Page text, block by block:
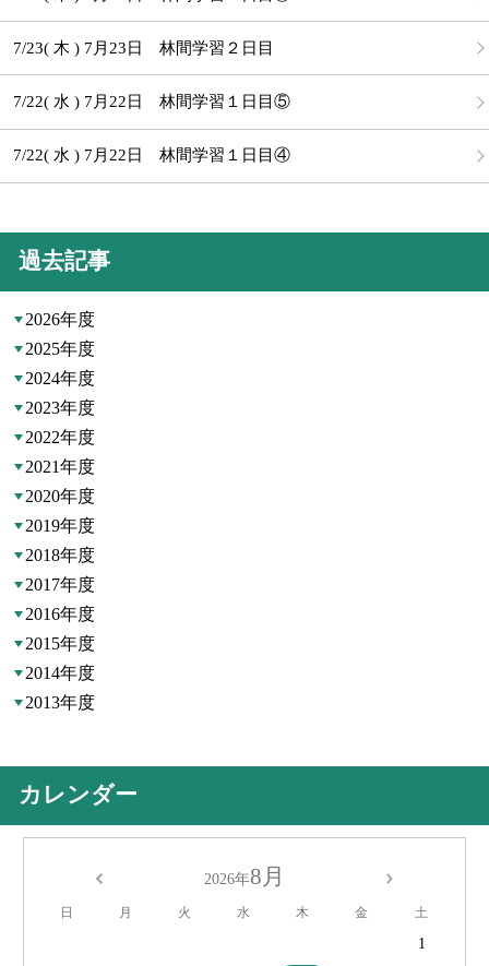
7/23( 木 ) 7月23日 林間学習２日目
7/22( 水 ) 7月22日 林間学習１日目⑤
7/22( 水 ) 7月22日 林間学習１日目④
過去記事
2026年度
2025年度
2024年度
2023年度
2022年度
2021年度
2020年度
2019年度
2018年度
2017年度
2016年度
2015年度
2014年度
2013年度
カレンダー
2026年8月
日 月 火 水 木 金 土
1